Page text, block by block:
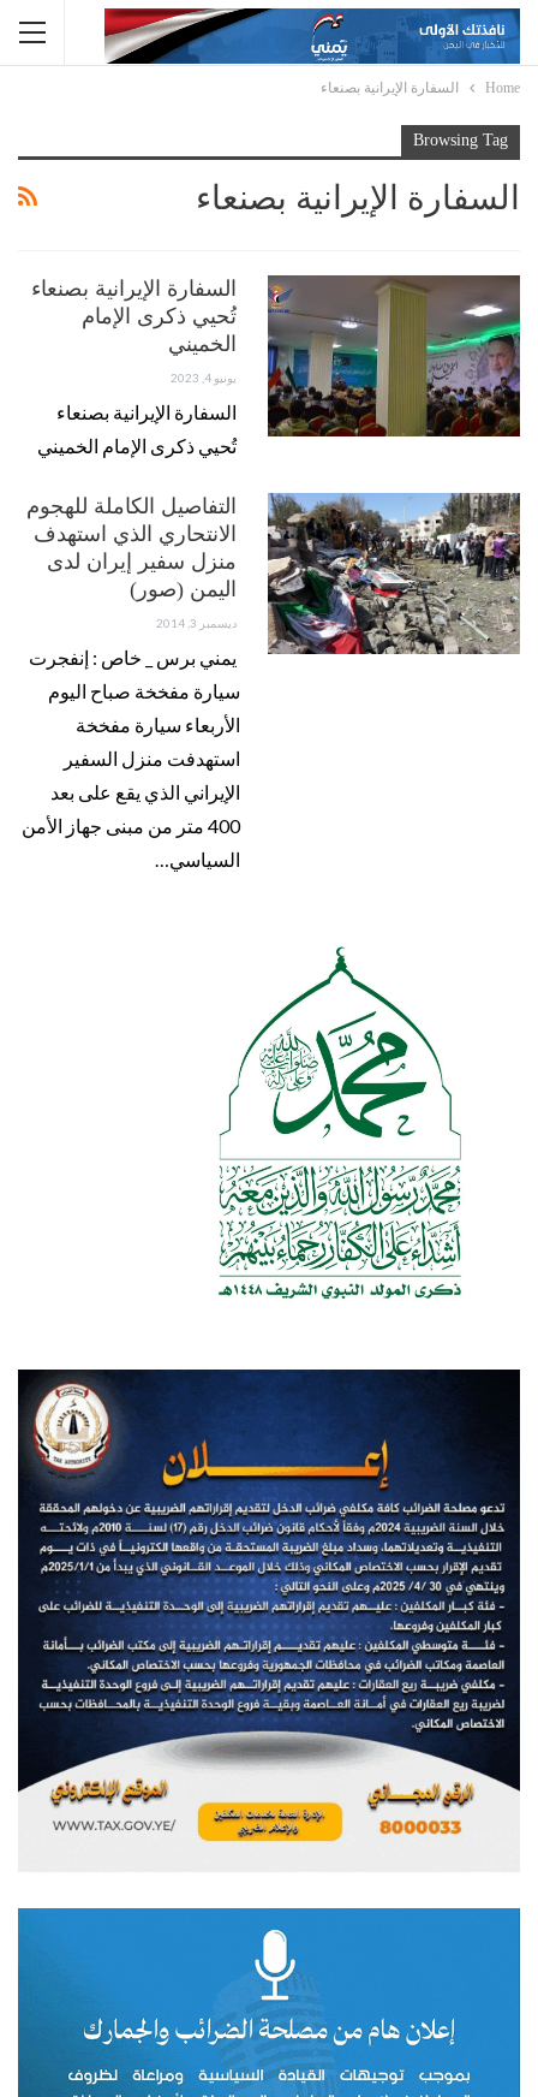
Home السفارة الإيرانية بصنعاء
Browsing Tag
السفارة الإيرانية بصنعاء
السفارة الإيرانية بصنعاء
تُحيي ذكرى الإمام
الخميني
يونيو 4, 2023
السفارة الإيرانية بصنعاء
تُحيي ذكرى الإمام الخميني
التفاصيل الكاملة للهجوم
الانتحاري الذي استهدف
منزل سفير إيران لدى
اليمن (صور)
ديسمبر 3, 2014
يمني برس _ خاص : إنفجرت
سيارة مفخخة صباح اليوم
الأربعاء سيارة مفخخة
استهدفت منزل السفير
الإيراني الذي يقع على بعد
400 متر من مبنى جهاز الأمن
السياسي…